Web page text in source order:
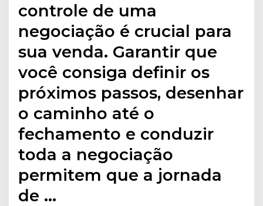
controle de uma
negociação é crucial para
sua venda. Garantir que
você consiga definir os
próximos passos, desenhar
o caminho até o
fechamento e conduzir
toda a negociação
permitem que a jornada
de …